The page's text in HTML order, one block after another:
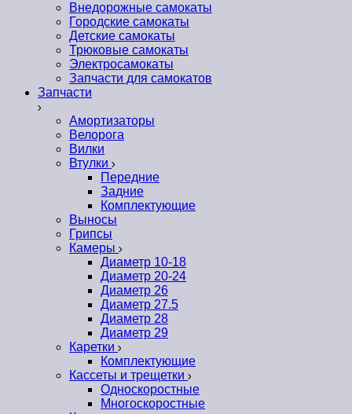
Внедорожные самокаты
Городские самокаты
Детские самокаты
Трюковые самокаты
Электросамокаты
Запчасти для самокатов
Запчасти
Амортизаторы
Велорога
Вилки
Втулки
Передние
Задние
Комплектующие
Выносы
Грипсы
Камеры
Диаметр 10-18
Диаметр 20-24
Диаметр 26
Диаметр 27.5
Диаметр 28
Диаметр 29
Каретки
Комплектующие
Кассеты и трещетки
Односкоростные
Многоскоростные